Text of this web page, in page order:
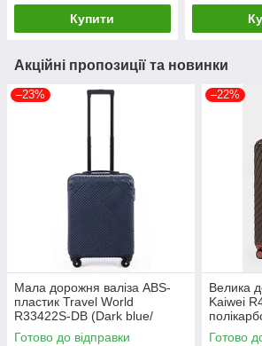
Купити
Акційні пропозиції та новинки
–23%
Мала дорожня валіза ABS-
пластик Travel World
R33422S-DB (Dark blue/
Темно-синя) на колесах
Готово до відправки
–22%
Велика
Kaiwei
см,
Готово